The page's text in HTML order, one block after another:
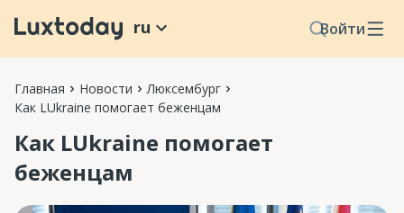
Войти
ru
Главная Новости
Люксембург
Как LUkraine помогает беженцам
Как LUkraine помогает
беженцам